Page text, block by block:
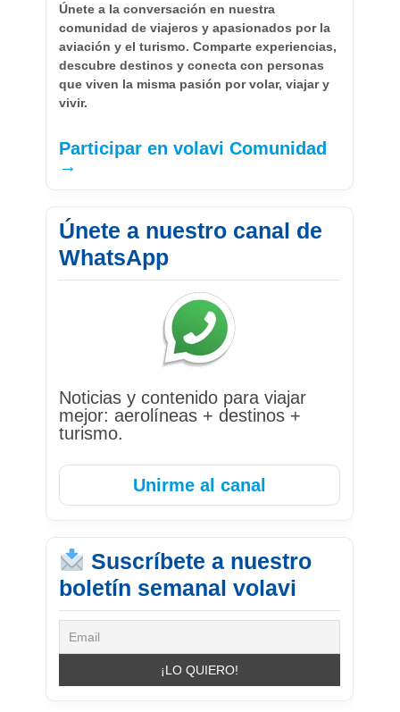
Únete a la conversación en nuestra
comunidad de viajeros y apasionados por la
aviación y el turismo. Comparte experiencias,
descubre destinos y conecta con personas
que viven la misma pasión por volar, viajar y
vivir.
Participar en volavi Comunidad
→
Únete a nuestro canal de
WhatsApp
Noticias y contenido para viajar
mejor: aerolíneas + destinos +
turismo.
Unirme al canal
Suscríbete a nuestro
boletín semanal volavi